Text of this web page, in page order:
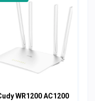
WR1200 AC1200